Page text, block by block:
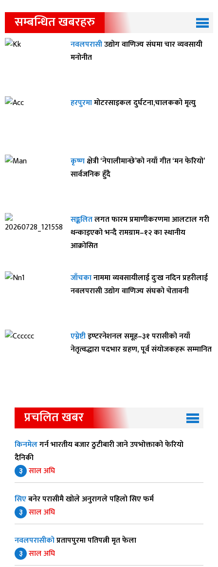
सम्बन्धित खबरहरु
नवलपरासीउद्योग वाणिज्य संघमा चार व्यवसायी
मनोनीत
हरपुरमामोटरसाइकल दुर्घटना,चालकको मृत्यु
कृष्णक्षेत्री ‘नेपालीमान्छे’को नयाँ गीत ‘मन फेरियो’
सार्वजनिक हुँदै
सङ्कलितलगत फारम प्रमाणीकरणमा आलटाल गरी
थन्काइएको भन्दै रामग्राम–१२ का स्थानीय
आक्रोसित
जाँचकानाममा व्यवसायीलाई दुःख नदिन प्रहरीलाई
नवलपरासी उद्योग वाणिज्य संघको चेतावनी
एम्नेष्टीइण्टरनेशनल समूह–३१ परासीको नयाँ
नेतृत्वद्धारा पदभार ग्रहण, पूर्व संयोजकहरू सम्मानित
प्रचलित खबर
किनमेलगर्न भारतीय बजार ठुटीबारी जाने उपभोक्ताको फेरियो
दैनिकी
३ साल अघि
सिएबनेर परासीमै खोले अनुरागले पहिलो सिए फर्म
३ साल अघि
नवलपरासीकोप्रतापपुरमा पतिपत्नी मृत फेला
३ साल अघि